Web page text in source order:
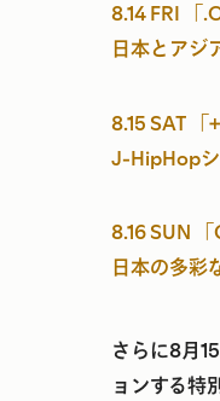
8.14 FRI 「
日本とアジ
8.15 SAT
J-HipHopシ
8.16 SUN
日本の多彩
さらに8月
ョンする特